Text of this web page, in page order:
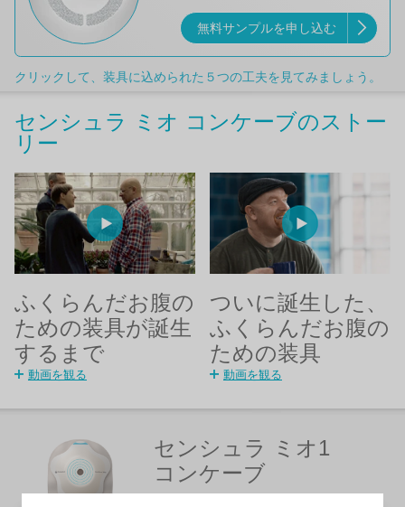
無料サンプルを申し込む
クリックして、装具に込められた５つの工夫を見てみましょう。
センシュラ ミオ コンケーブのストー
リー
ふくらんだお腹の
ための装具が誕生
するまで
動画を観る
ついに誕生した、
ふくらんだお腹の
ための装具
動画を観る
センシュラ ミオ1
コンケーブ